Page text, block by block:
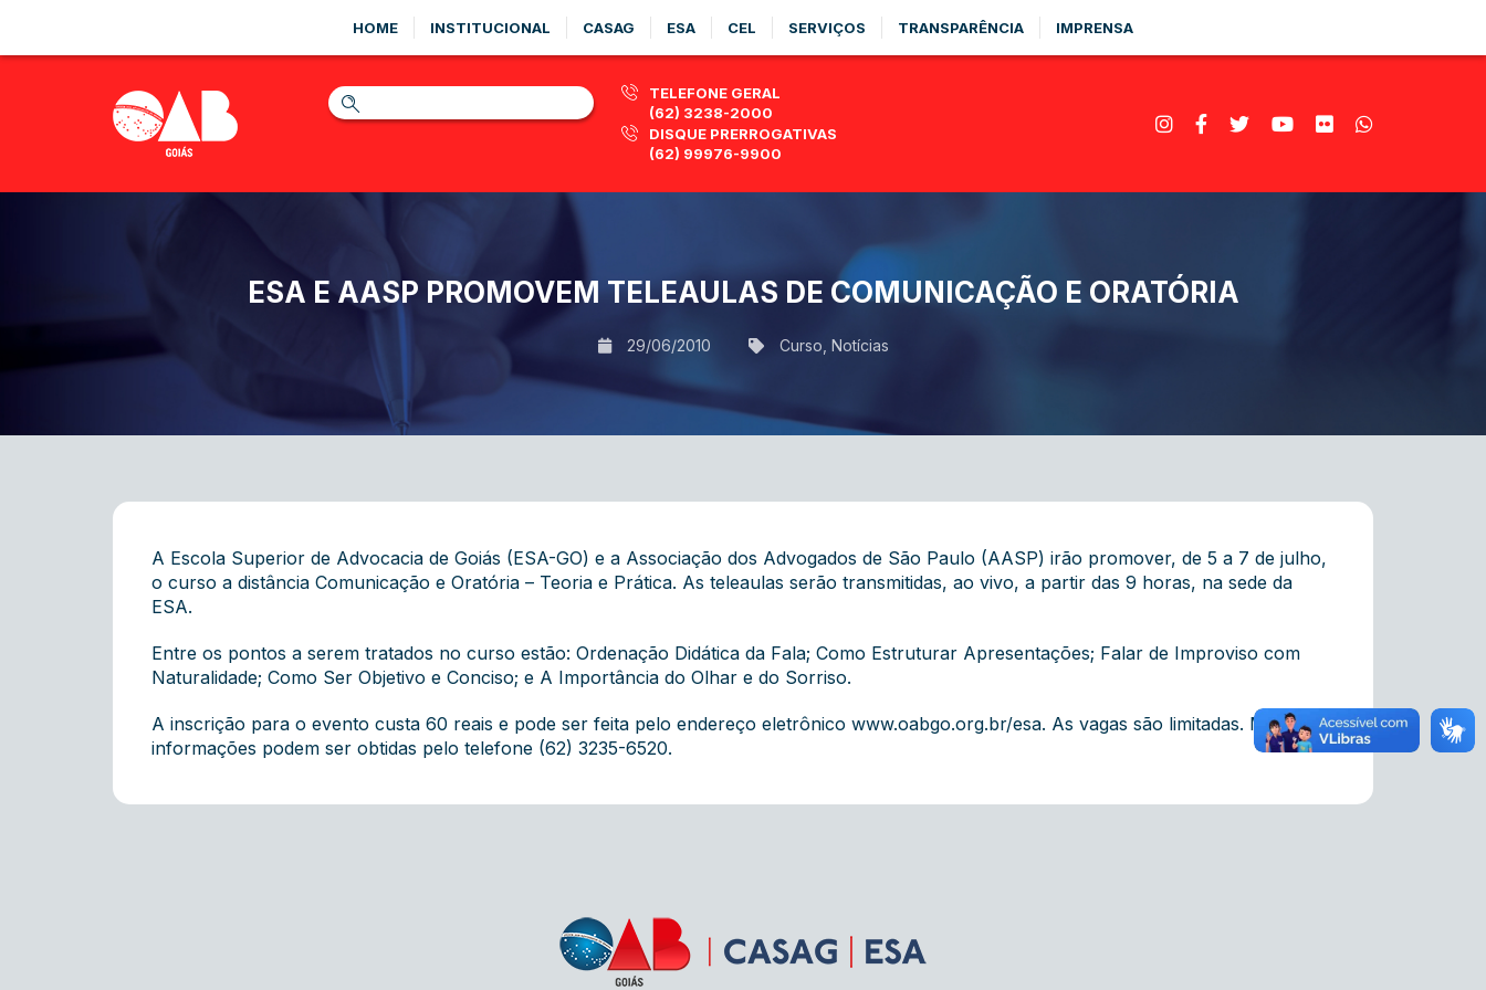
HOME INSTITUCIONAL CASAG ESA CEL SERVIÇOS TRANSPARÊNCIA IMPRENSA
TELEFONE GERAL
(62) 3238-2000
DISQUE PRERROGATIVAS
(62) 99976-9900
ESA E AASP PROMOVEM TELEAULAS DE COMUNICAÇÃO E ORATÓRIA
29/06/2010 Curso Notícias
A Escola Superior de Advocacia de Goiás (ESA-GO) e a Associação dos Advogados de São Paulo (AASP) irão promover, de 5 a 7 de julho,
o curso a distância Comunicação e Oratória – Teoria e Prática. As teleaulas serão transmitidas, ao vivo, a partir das 9 horas, na sede da
ESA.
Entre os pontos a serem tratados no curso estão: Ordenação Didática da Fala; Como Estruturar Apresentações; Falar de Improviso com
Naturalidade; Como Ser Objetivo e Conciso; e A Importância do Olhar e do Sorriso.
A inscrição para o evento custa 60 reais e pode ser feita pelo endereço eletrônico www.oabgo.org.br/esa. As vagas são limitadas. Mais
informações podem ser obtidas pelo telefone (62) 3235-6520.